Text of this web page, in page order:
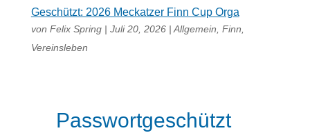
Geschützt: 2026 Meckatzer Finn Cup Orga
von Felix Spring| Juli 20, 2026| Allgemein Finn
Vereinsleben
Passwortgeschützt